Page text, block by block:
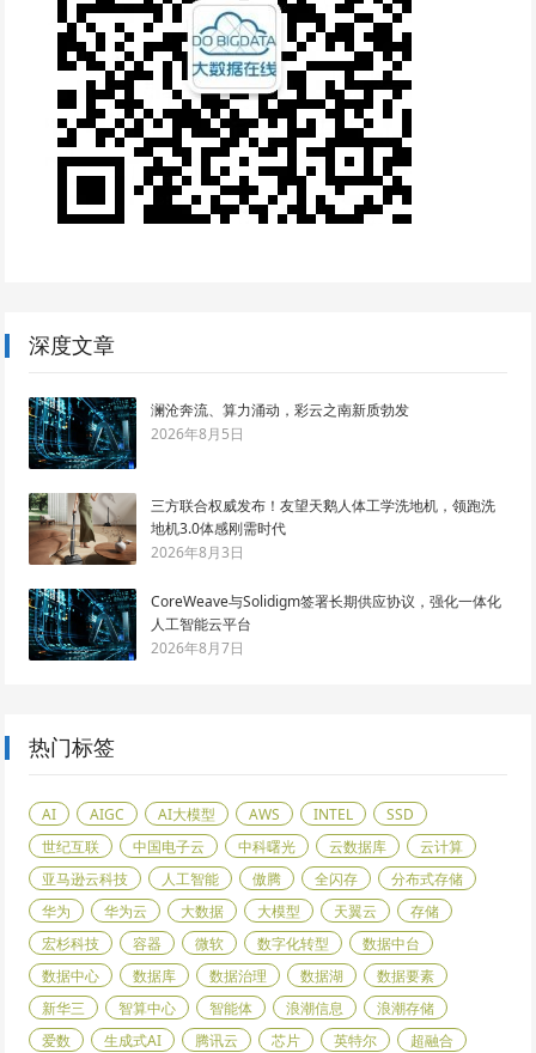
深度文章
澜沧奔流、算力涌动，彩云之南新质勃发
2026年8月5日
三方联合权威发布！友望天鹅人体工学洗地机，领跑洗
地机3.0体感刚需时代
2026年8月3日
CoreWeave与Solidigm签署长期供应协议，强化一体化
人工智能云平台
2026年8月7日
热门标签
AI AIGC AI大模型 AWS INTEL
SSD
世纪互联
中国电子云 中科曙光 云数据库
云计算
亚马逊云科技
人工智能 傲腾 全闪存
分布式存储
华为
华为云 大数据 大模型 天翼云
存储
宏杉科技
容器 微软 数字化转型
数据中台
数据中心
数据库 数据治理 数据湖
数据要素
新华三
智算中心 智能体 浪潮信息
浪潮存储
爱数
生成式AI 腾讯云 芯片 英特尔 超融合